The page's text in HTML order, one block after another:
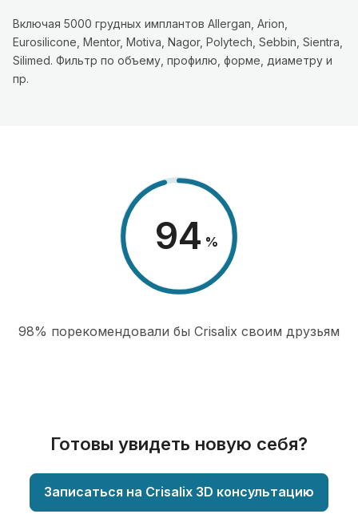
Включая 5000 грудных имплантов Allergan, Arion,
Eurosilicone, Mentor, Motiva, Nagor, Polytech, Sebbin, Sientra,
Silimed. Фильтр по объему, профилю, форме, диаметру и
пр.
98 %
98% порекомендовали бы Сrisalix cвоим друзьям
Готовы увидеть новую себя?
Записаться на Crisalix 3D консультацию